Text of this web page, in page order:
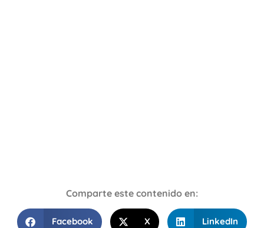
Comparte este contenido en:
Facebook X LinkedIn